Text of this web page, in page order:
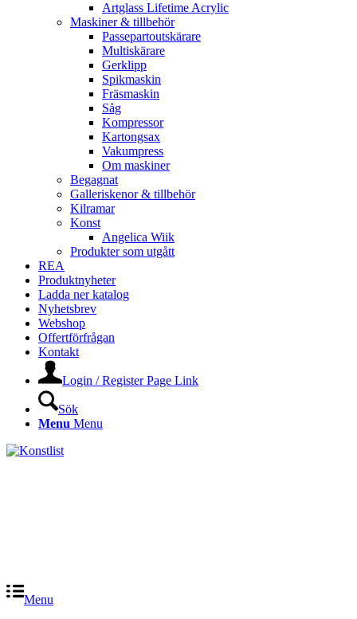
Artglass Lifetime Acrylic
Maskiner & tillbehör
Passepartoutskärare
Multiskärare
Gerklipp
Spikmaskin
Fräsmaskin
Såg
Kompressor
Kartongsax
Vakumpress
Om maskiner
Begagnat
Galleriskenor & tillbehör
Kilramar
Konst
Angelica Wiik
Produkter som utgått
REA
Produktnyheter
Ladda ner katalog
Nyhetsbrev
Webshop
Offertförfrågan
Kontakt
Login / Register Page Link
Sök
Menu Menu
Menu